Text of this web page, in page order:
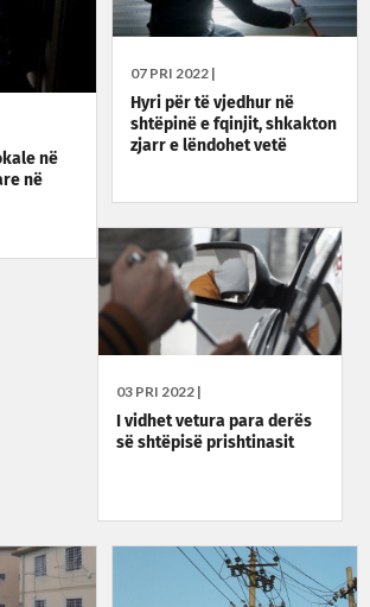
në
në
07 PRI 2022 |
Hyri për të vjedhur në
shtëpinë e fqinjit, shkakton
zjarr e lëndohet vetë
03 PRI 2022 |
I vidhet vetura para derës
së shtëpisë prishtinasit